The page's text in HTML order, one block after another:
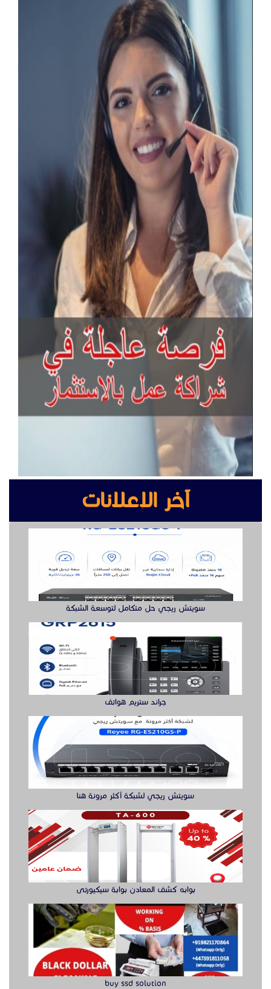
آخر الإعلانات
سويتش ريجي حل متكامل لتوسعة الشبكة
جراند ستريم هواتف
سويتش ريجي لشبكة أكثر مرونة هنا
بوابه كشف المعادن بوابة سيكيورتى
buy ssd solution